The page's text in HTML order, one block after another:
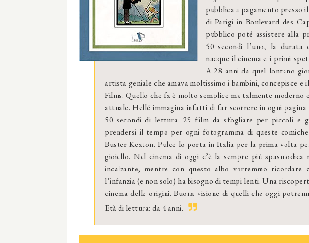
pubblica a pagamento presso
di Parigi in Boulevard des
pubblico poté assistere alla
50 secondi l’uno, la durata
nacque il cinema e i primi
A 28 anni da quel lontano
artista geniale che amava moltissimo i bambini, concepisce
Films. Quello che fa è molto semplice ma talmente moderno
attuale. Hellé immagina infatti di far scorrere in ogni
50 secondi di lettura. 29 film da sfogliare per piccoli e
prendersi il tempo per ogni fotogramma di queste
Buster Keaton. Pulce lo porta in Italia per la prima volta
gioiello. Nel cinema di oggi c’è la sempre più
incalzante, mentre con questo albo vorremmo ricordare
l’infanzia (e non solo) ha bisogno di tempi lenti. Una
cinema delle origini. Buona visione di quelli che oggi
Età di lettura: da 4 anni.